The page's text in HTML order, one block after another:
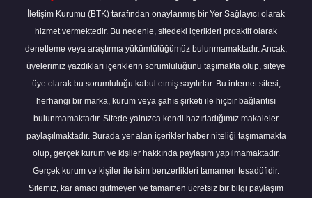
İletişim Kurumu (BTK) tarafından onaylanmış bir Yer Sağlayıcı olarak
hizmet vermektedir. Bu nedenle, sitedeki içerikleri proaktif olarak
denetleme veya araştırma yükümlülüğümüz bulunmamaktadır. Ancak,
üyelerimiz yazdıkları içeriklerin sorumluluğunu taşımakta olup, siteye
üye olarak bu sorumluluğu kabul etmiş sayılırlar. Bu internet sitesi,
herhangi bir marka, kurum veya şahıs şirketi ile hiçbir bağlantısı
bulunmamaktadır. Sitede yalnızca kendi hazırladığımız makaleler
paylaşılmaktadır. Burada yer alan içerikler haber niteliği taşımamakta
olup, gerçek kurum ve kişiler hakkında paylaşım yapılmamaktadır.
Gerçek kurum ve kişiler ile isim benzerlikleri tamamen tesadüfidir.
Sitemiz, kar amacı gütmeyen ve tamamen ücretsiz bir bilgi paylaşım